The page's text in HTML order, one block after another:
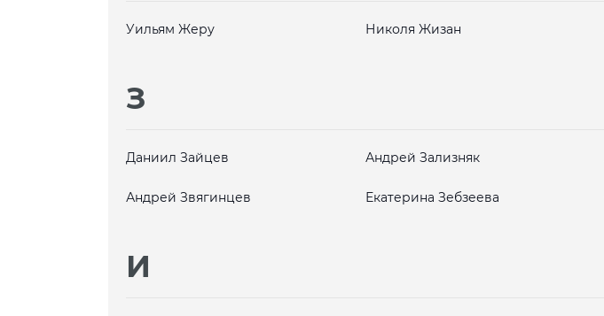
Уильям Жеру Николя Жизан
З
Даниил Зайцев Андрей Зализняк
Андрей Звягинцев Екатерина Зебзеева
И